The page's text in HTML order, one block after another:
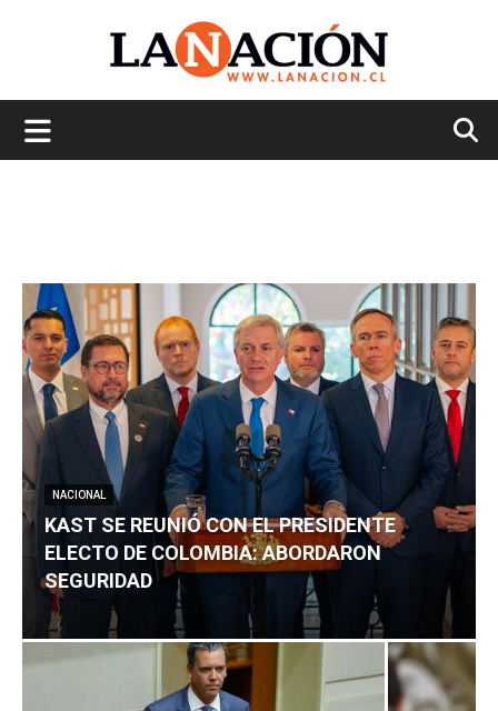
NACIONAL
KAST SE REUNIÓ CON EL PRESIDENTE
ELECTO DE COLOMBIA: ABORDARON
SEGURIDAD